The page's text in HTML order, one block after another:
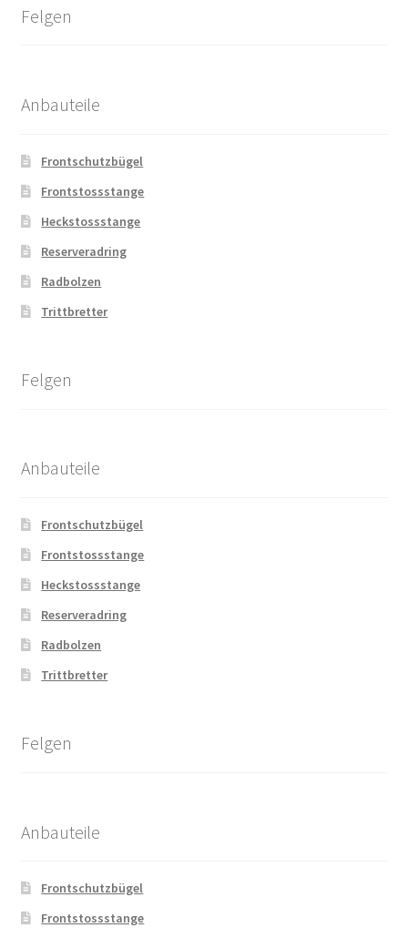
Felgen
Anbauteile
Frontschutzbügel
Frontstossstange
Heckstossstange
Reserveradring
Radbolzen
Trittbretter
Felgen
Anbauteile
Frontschutzbügel
Frontstossstange
Heckstossstange
Reserveradring
Radbolzen
Trittbretter
Felgen
Anbauteile
Frontschutzbügel
Frontstossstange